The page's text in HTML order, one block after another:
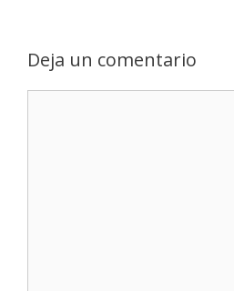
Deja un comentario